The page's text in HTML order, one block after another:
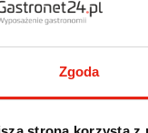
Zgoda
372opinii